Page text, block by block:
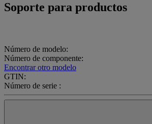
Soporte para productos
Número de modelo:
Número de componente:
Encontrar otro modelo
GTIN:
Número de serie :